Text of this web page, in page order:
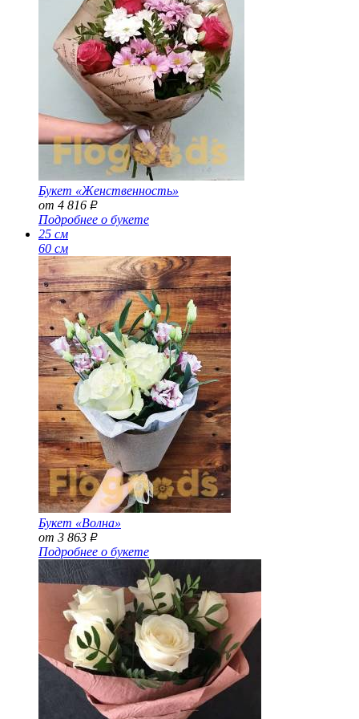
Букет «Женственность»
от 4 816 Р
Подробнее о букете
25 см
60 см
Букет «Волна»
от 3 863 Р
Подробнее о букете